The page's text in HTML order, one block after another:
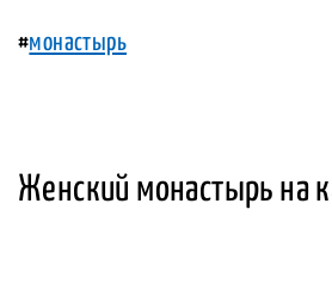
#монастырь
Женский монастырь на